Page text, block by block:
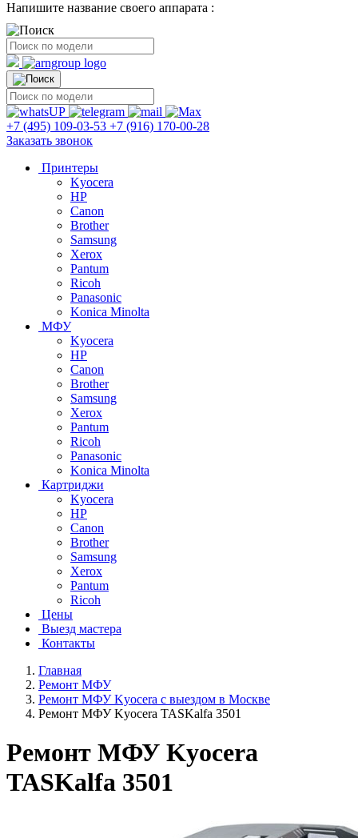
Напишите название своего аппарата :
+7 (495) 109-03-53 +7 (916) 170-00-28
Заказать звонок
Принтеры
Kyocera
HP
Canon
Brother
Samsung
Xerox
Pantum
Ricoh
Panasonic
Konica Minolta
МФУ
Kyocera
HP
Canon
Brother
Samsung
Xerox
Pantum
Ricoh
Panasonic
Konica Minolta
Картриджи
Kyocera
HP
Canon
Brother
Samsung
Xerox
Pantum
Ricoh
Цены
Выезд мастера
Контакты
Главная
Ремонт МФУ
Ремонт МФУ Kyocera с выездом в Москве
Ремонт МФУ Kyocera TASKalfa 3501
Ремонт МФУ Kyocera
TASKalfa 3501